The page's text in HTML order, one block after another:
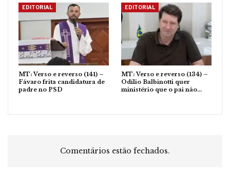
EDITORIAL
MT: Verso e reverso (141) –
Fávaro frita candidatura de
padre no PSD
EDITORIAL
MT: Verso e reverso (134) –
Odílio Balbinotti quer
ministério que o pai não…
Comentários estão fechados.